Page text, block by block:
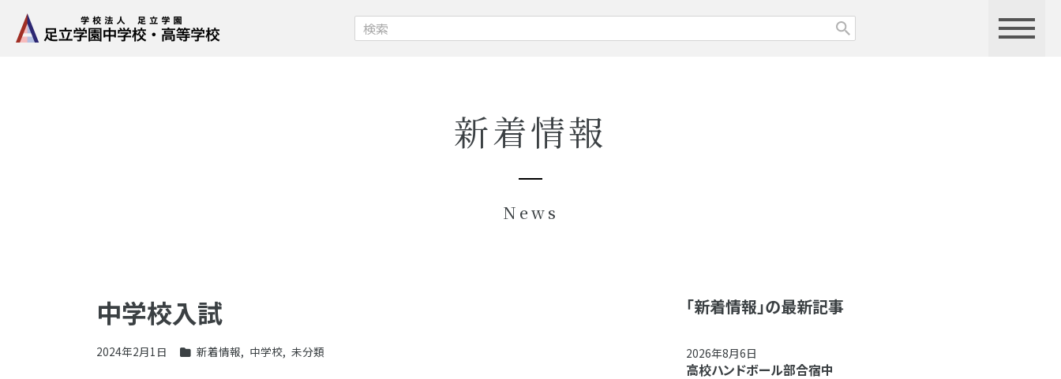
新着情報
News
中学校入試
2024年2月1日 新着情報, 中学校, 未分類
「新着情報」の最新記事
2026年8月6日
高校ハンドボール部合宿中